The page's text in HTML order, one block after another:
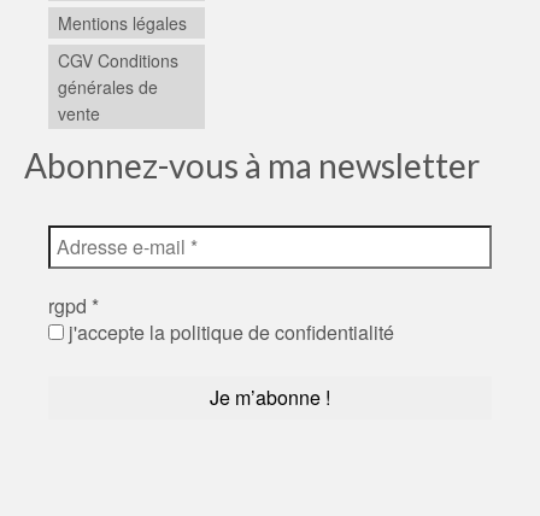
Mentions légales
CGV Conditions
générales de
vente
Abonnez-vous à ma newsletter
rgpd *
j'accepte la politique de confidentialité